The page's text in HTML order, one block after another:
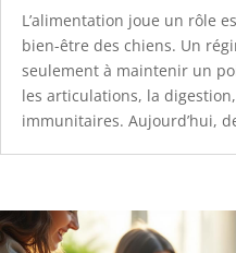
L’alimentation joue un rôle
bien-être des chiens. Un
seulement à maintenir un
les articulations, la
immunitaires. Aujourd’hui,